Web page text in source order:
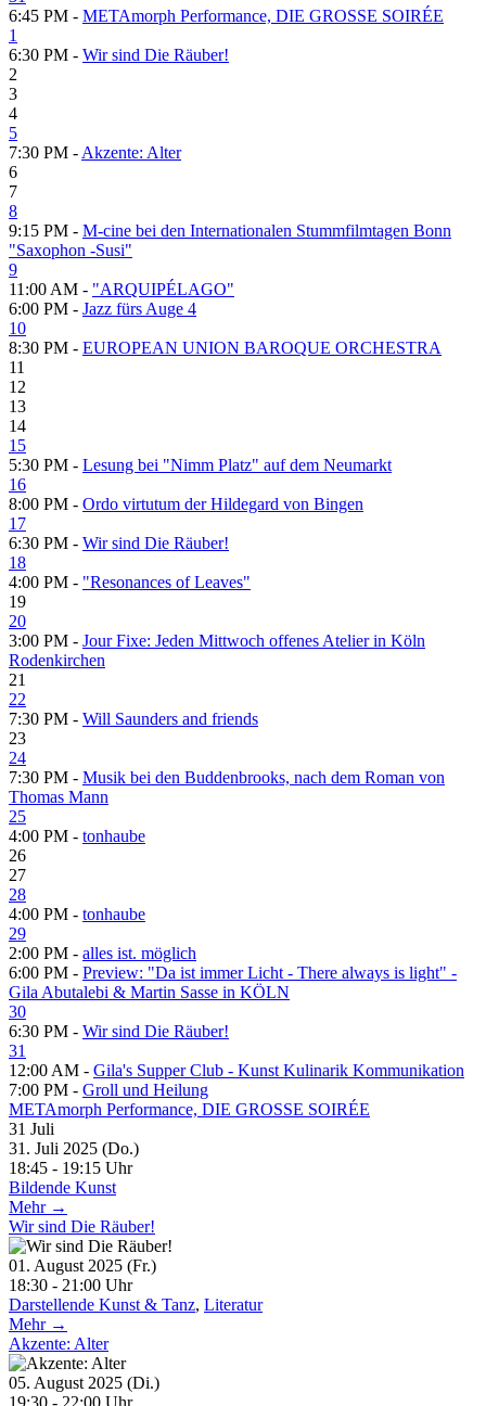
6:45 PM - METAmorph Performance, DIE GROSSE SOIRÉE
1
6:30 PM - Wir sind Die Räuber!
2
3
4
5
7:30 PM - Akzente: Alter
6
7
8
9:15 PM - M-cine bei den Internationalen Stummfilmtagen Bonn
"Saxophon -Susi"
9
11:00 AM - "ARQUIPÉLAGO"
6:00 PM - Jazz fürs Auge 4
10
8:30 PM - EUROPEAN UNION BAROQUE ORCHESTRA
11
12
13
14
15
5:30 PM - Lesung bei "Nimm Platz" auf dem Neumarkt
16
8:00 PM - Ordo virtutum der Hildegard von Bingen
17
6:30 PM - Wir sind Die Räuber!
18
4:00 PM - "Resonances of Leaves"
19
20
3:00 PM - Jour Fixe: Jeden Mittwoch offenes Atelier in Köln
Rodenkirchen
21
22
7:30 PM - Will Saunders and friends
23
24
7:30 PM - Musik bei den Buddenbrooks, nach dem Roman von
Thomas Mann
25
4:00 PM - tonhaube
26
27
28
4:00 PM - tonhaube
29
2:00 PM - alles ist. möglich
6:00 PM - Preview: "Da ist immer Licht - There always is light" -
Gila Abutalebi & Martin Sasse in KÖLN
30
6:30 PM - Wir sind Die Räuber!
31
12:00 AM - Gila's Supper Club - Kunst Kulinarik Kommunikation
7:00 PM - Groll und Heilung
METAmorph Performance, DIE GROSSE SOIRÉE
31 Juli
31. Juli 2025 (Do.)
18:45 - 19:15 Uhr
Bildende Kunst
Mehr →
Wir sind Die Räuber!
01. August 2025 (Fr.)
18:30 - 21:00 Uhr
Darstellende Kunst & Tanz, Literatur
Mehr →
Akzente: Alter
05. August 2025 (Di.)
19:30 - 22:00 Uhr